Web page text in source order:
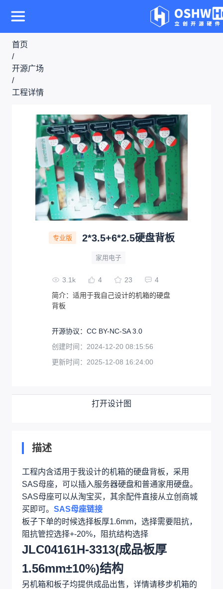
首页
/
开源广场
/
工程详情
专业版 2*3.5+6*2.5硬盘背板
家用电子
3.1k 4 23
4
简介：适用于我自己设计的机箱的硬盘
背板
开源协议：CC BY-NC-SA 3.0
创建时间： 2024-12-20 08:15:56
更新时间： 2025-12-08 16:24:00
打开设计图
描述
工程内含适用于我设计的机箱的硬盘背板，采用
SAS母座，可以插入服务器硬盘和普通家用硬盘。
SAS母座可以从淘宝买，其余配件直接从立创商城
买即可。 SAS母座链接
板子下单的时候选择板厚1.6mm，选择需要阻抗，
阻抗管控选择+-20%，阻抗结构选择
JLC04161H-3313(成品板厚
1.56mm±10%)结构
另机箱和板子均提供成品出售，详情请移步机箱的